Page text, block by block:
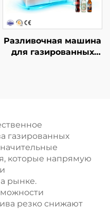
Разливочная машина
для газированных
газированных
которые напрямую
рынке.
резко снижают